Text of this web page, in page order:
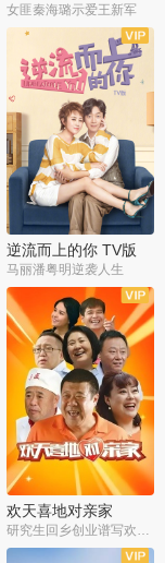
女匪秦海璐示爱王新军
全43集
逆流而上的你 TV版
马丽潘粤明逆袭人生
全35集
欢天喜地对亲家
全30集